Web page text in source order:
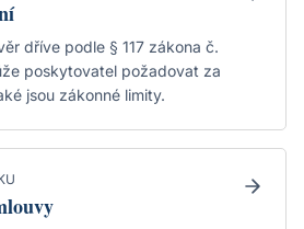
dříve podle § 117 zákona č.
poskytovatel požadovat za
jsou zákonné limity.